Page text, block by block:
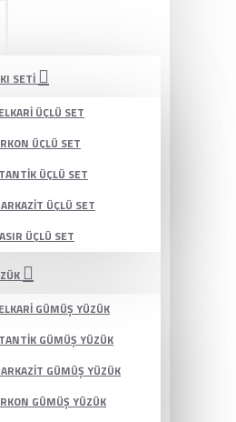
SETI
ÜÇLÜ SET
ÜÇLÜ SET
ÜÇLÜ SET
ÜÇLÜ SET
ÜÇLÜ SET
GÜMÜŞ YÜZÜK
GÜMÜŞ YÜZÜK
GÜMÜŞ YÜZÜK
GÜMÜŞ YÜZÜK